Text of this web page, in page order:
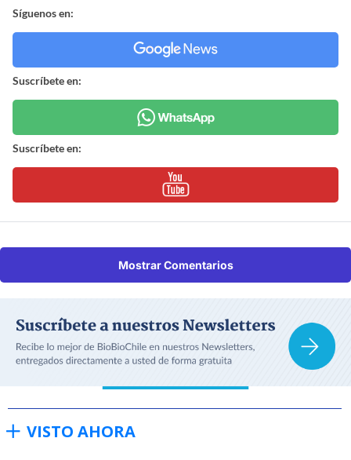
Síguenos en:
Suscríbete en:
Suscríbete en:
Mostrar Comentarios
VISTO AHORA